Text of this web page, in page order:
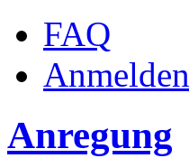
FAQ
Anmelden
Anregung